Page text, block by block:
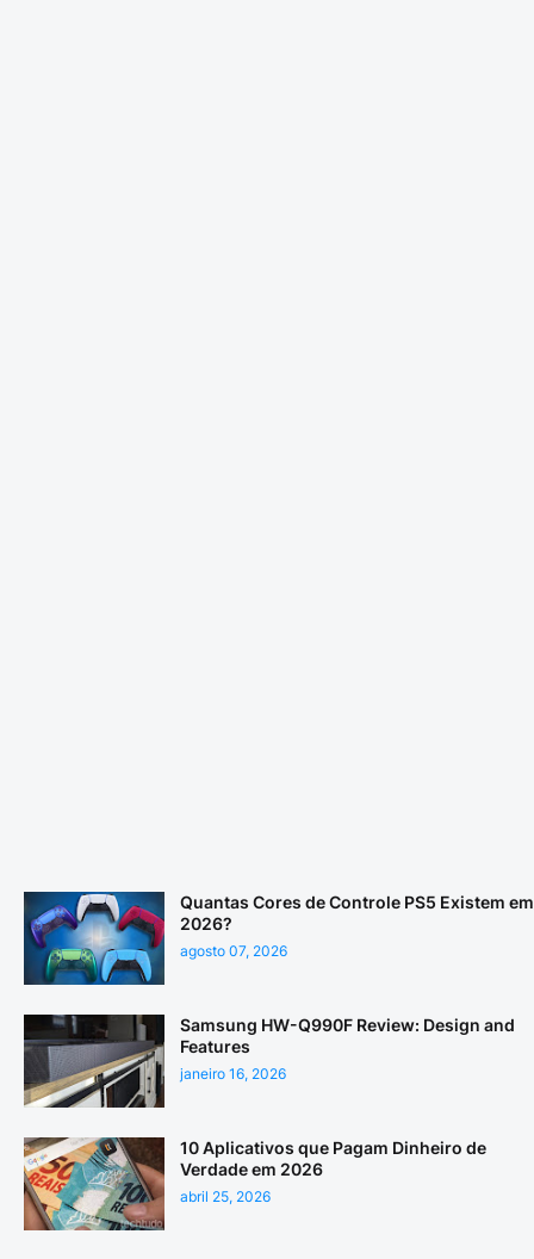
Quantas Cores de Controle PS5 Existem em
2026?
agosto 07, 2026
Samsung HW-Q990F Review: Design and
Features
janeiro 16, 2026
10 Aplicativos que Pagam Dinheiro de
Verdade em 2026
abril 25, 2026